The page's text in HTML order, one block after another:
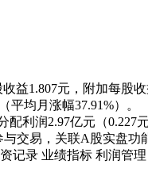
1.807元，附加每股收
（平均月涨幅37.91%）。
配利润2.97亿元（0.227元
与交易，关联A股实盘功
记录 业绩指标 利润管理